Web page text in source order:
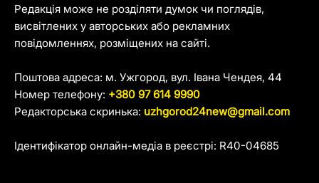
Редакція може не розділяти думок чи поглядів,
висвітлених у авторських або рекламних
повідомленнях, розміщених на сайті.
Поштова адреса: м. Ужгород, вул. Івана Чендея, 44
Номер телефону: +380 97 614 9990
Редакторська скринька: uzhgorod24new@gmail.com
Ідентифікатор онлайн-медіа в реєстрі: R40-04685